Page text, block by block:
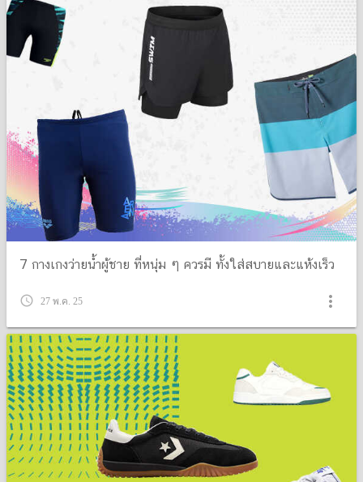
7 กางเกงว่ายน้ำผู้ชาย ที่หนุ่ม ๆ ควรมี ทั้งใส่สบายและแห้งเร็ว
query_builder 27 พ.ค. 25 more_vert